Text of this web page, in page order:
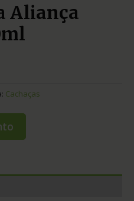
Aliança
Cachaças